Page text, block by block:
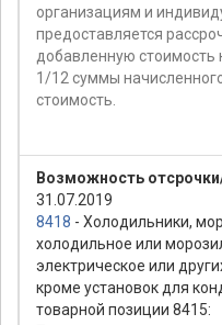
организациям и
предоставляется
добавленную стоимость
1/12 суммы
стоимость.
Возможность
31.07.2019
8418 - Холодильники,
холодильное или
электрическое или
кроме установок для
товарной позиции 8415: